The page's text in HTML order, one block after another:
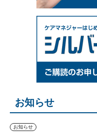
お知らせ
お知らせ